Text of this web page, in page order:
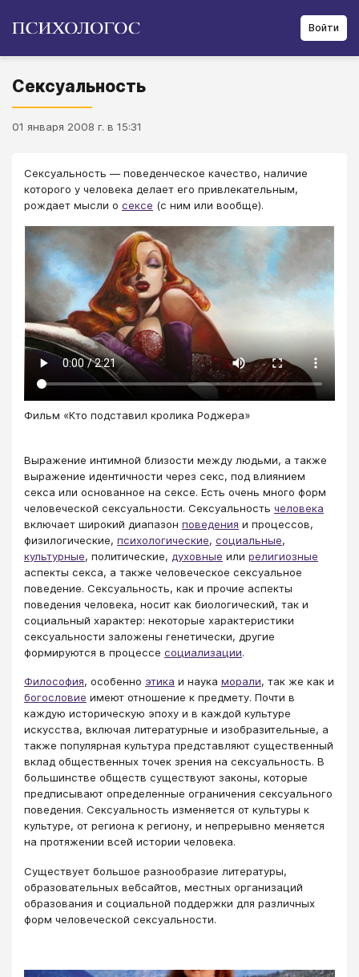
Войти
Сексуальность
01 января 2008 г. в 15:31
Сексуальность — поведенческое качество, наличие
которого у человека делает его привлекательным,
рождает мысли о сексе (с ним или вообще).
Фильм «Кто подставил кролика Роджера»
Выражение интимной близости между людьми, а также
выражение идентичности через секс, под влиянием
секса или основанное на сексе. Есть очень много форм
человеческой сексуальности. Сексуальность человека
включает широкий диапазон поведения и процессов,
физилогические, психологические, социальные,
культурные, политические, духовные или религиозные
аспекты секса, а также человеческое сексуальное
поведение. Сексуальность, как и прочие аспекты
поведения человека, носит как биологический, так и
социальный характер: некоторые характеристики
сексуальности заложены генетически, другие
формируются в процессе социализации.
Философия, особенно этика и наука морали, так же как и
богословие имеют отношение к предмету. Почти в
каждую историческую эпоху и в каждой культуре
искусства, включая литературные и изобразительные, а
также популярная культура представляют существенный
вклад общественных точек зрения на сексуальность. В
большинстве обществ существуют законы, которые
предписывают определенные ограничения сексуального
поведения. Сексуальность изменяется от культуры к
культуре, от региона к региону, и непрерывно меняется
на протяжении всей истории человека.
Существует большое разнообразие литературы,
образовательных вебсайтов, местных организаций
образования и социальной поддержки для различных
форм человеческой сексуальности.